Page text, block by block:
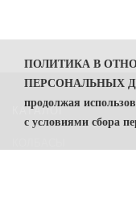
КАТАЛОГ
ПОЛИТИКА В
ПЕРСОНАЛЬНЫХ
продолжая
с условиями сбора